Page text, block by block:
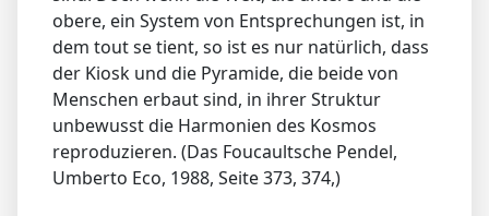
obere, ein System von Entsprechungen ist, in
dem tout se tient, so ist es nur natürlich, dass
der Kiosk und die Pyramide, die beide von
Menschen erbaut sind, in ihrer Struktur
unbewusst die Harmonien des Kosmos
reproduzieren. (Das Foucaultsche Pendel,
Umberto Eco, 1988, Seite 373, 374,)